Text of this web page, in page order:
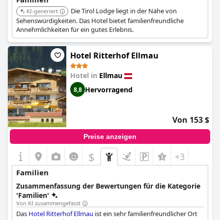
KI-generiert
Die Tirol Lodge liegt in der Nähe von
Sehenswürdigkeiten. Das Hotel bietet familienfreundliche
Annehmlichkeiten für ein gutes Erlebnis.
Hotel Ritterhof Ellmau
Hotel in Ellmau
8,8 Hervorragend
Von 153 $
Preise anzeigen
$ +3
Familien
Zusammenfassung der Bewertungen für die Kategorie
'Familien'
Von KI zusammengefasst
Das Hotel Ritterhof Ellmau ist ein sehr familienfreundlicher Ort